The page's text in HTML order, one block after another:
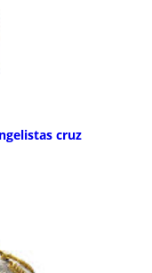
cruz